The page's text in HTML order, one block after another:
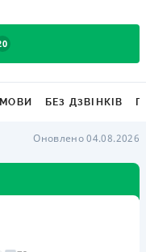
БЕЗ ДЗВІНКІВ
Оновлено 04.08.2026